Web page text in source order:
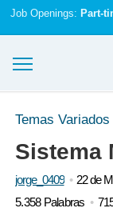
Job Openings: Part-
Ensayos y
Registrarse
Iniciar sesión
Temas Variados
Sistema
jorge_0409
22 de
5.358 Palabras